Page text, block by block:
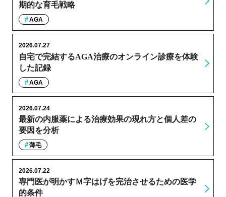
期的な育毛戦略
AGA
自宅で完結するAGA治療のオンライン診療を体験
した記録
2026.07.27
AGA
最新の内服薬による治療効果の現れ方と個人差の
要因を分析
2026.07.24
薄毛
専門医が明かすＭ字はげを完治させるための医学
的条件
2026.07.22